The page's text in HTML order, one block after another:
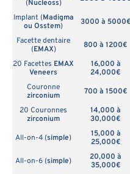
(Nucleoss)
Implant (Madigma
ou Osstem) 3000 à 5000€
Facette dentaire
(EMAX) 800 à 1200€
20 Facettes EMAX
Veneers
16,000 à
24,000€
Couronne
zirconium
700 à 1500€
20 Couronnes
zirconium
14,000 à
30,000€
All-on-4 (simple)
15,000 à
25,000€
All-on-6 (simple)
20,000 à
35,000€